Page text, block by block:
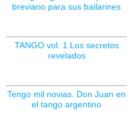
breviario para sus bailarines
TANGO vol. 1 Los secretos
revelados
Tengo mil novias. Don Juan en
el tango argentino